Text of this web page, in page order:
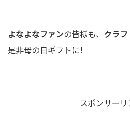
よなよなファンの皆様も、 クラ
是非母の日ギフトに!
スポンサーリ